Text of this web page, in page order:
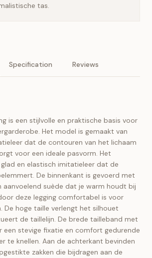
tas.
Specification Reviews
is een stijlvolle en praktische basis voor
Het model is gemaakt van
dat de contouren van het lichaam
voor een ideale pasvorm. Het
en elastisch imitatieleer dat de
De binnenkant is gevoerd met
aanvoelend suède dat je warm houdt bij
deze legging comfortabel is voor
De hoge taille verlengt het silhouet
de taillelijn. De brede tailleband met
een stevige fixatie en comfort gedurende
te knellen. Aan de achterkant bevinden
zakken die bijdragen aan de